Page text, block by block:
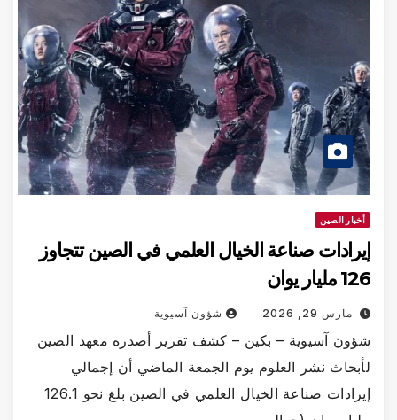
أخبار الصين
إيرادات صناعة الخيال العلمي في الصين تتجاوز
126 مليار يوان
مارس 29, 2026 شؤون آسيوية
شؤون آسيوية – بكين – كشف تقرير أصدره معهد الصين
لأبحاث نشر العلوم يوم الجمعة الماضي أن إجمالي
إيرادات صناعة الخيال العلمي في الصين بلغ نحو 126.1